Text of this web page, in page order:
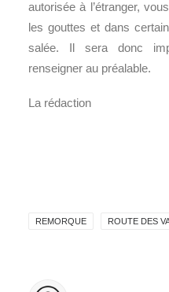
autorisée à l’étranger,
les gouttes et dans
salée. Il sera donc
renseigner au préalable.
La rédaction
REMORQUE ROUTE DES